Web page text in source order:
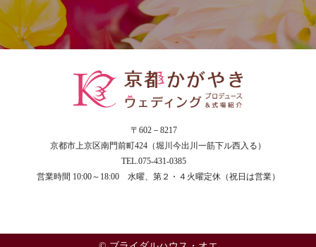
〒602－8217
京都市上京区南門前町424（堀川今出川一筋下ル西入る）
TEL.075-431-0385
営業時間 10:00～18:00 水曜、第２・４火曜定休（祝日は営業）